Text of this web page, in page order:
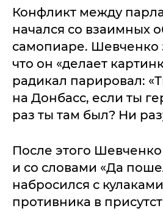
Конфликт между
начался со взаимных
самопиаре. Шевченко
что он «делает
радикал парировал:
на Донбасс, если ты
раз ты там был? Ни
После этого
и со словами «Да
набросился с
противника в